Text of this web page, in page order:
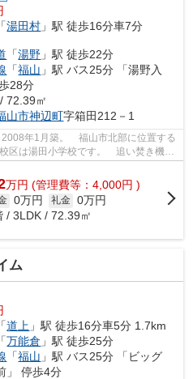
「湯田村 」駅 徒歩16分車7分
「湯野 」駅 徒歩22分
「福山 」駅 バス25分 「湯野入
28分
72.39㎡
山市神辺町字箱田212－1
年1月築。 福山市北部に位置する
区は湯田小学校です。 追い焚き機能
パ...
万円 (管理費等：4,000円 )
0万円 礼金 0万円
/ 3LDK / 72.39㎡
ム
「道上 」駅 徒歩16分車5分 1.7km
「万能倉 」駅 徒歩25分
「福山 」駅 バス25分 「ビッグ
」 停歩4分